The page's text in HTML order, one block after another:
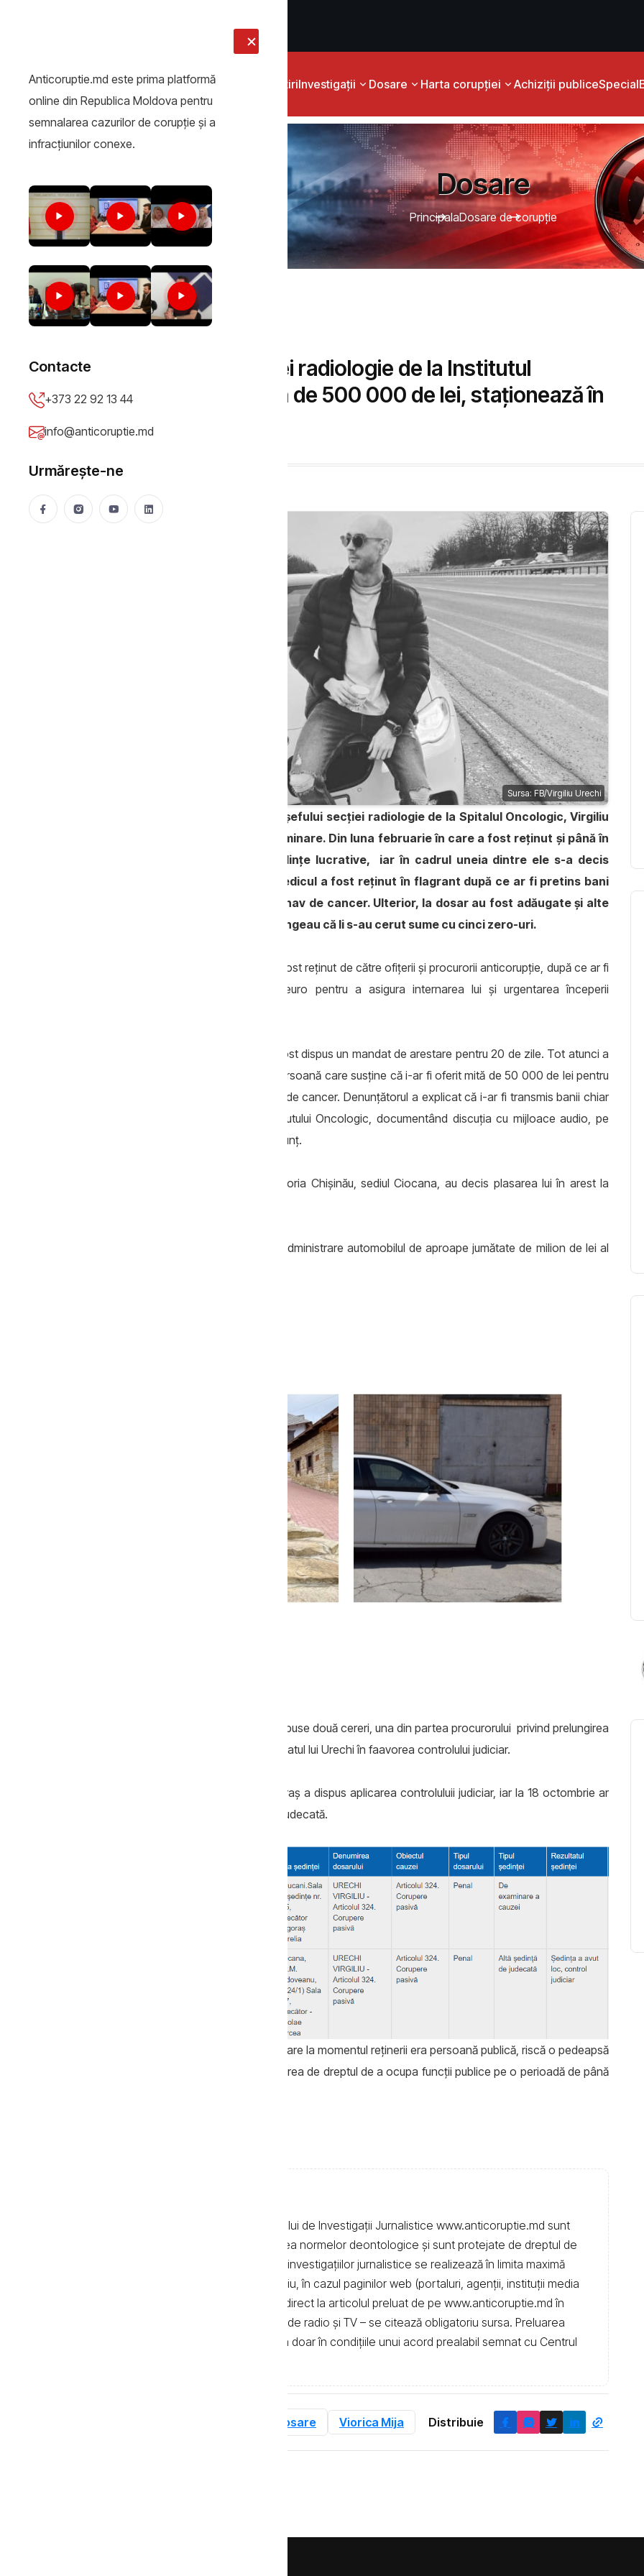
ȘtiriInvestigații Dosare Harta corupției Achiziții publiceSpecial
Anticoruptie.md este prima platformă
online din Republica Moldova pentru
semnalarea cazurilor de corupţie şi a
infracţiunilor conexe.
Contacte
+373 22 92 13 44
info@anticoruptie.md
Urmărește-ne
Dosare
PrincipalaDosare de corupție
Dosarul șefului secției radiologie de la Institutul
Oncologic, cu mașină de 500 000 de lei, staționează în
instanța de fond
Sursa: FB/Virgiliu Urechi
Cauza penală intentată pe numele șefului secției radiologie de la Spitalul Oncologic, Virgiliu
Urechi, este în faza primară de examinare. Din luna februarie în care a fost reținut și până în
prezent s-au desfășurat patru ședințe lucrative, iar în cadrul uneia dintre ele s-a decis
plasarea sa sub control judiciar. Medicul a fost reținut în flagrant după ce ar fi pretins bani
pentru a grăbi spitalizarea unui bolnav de cancer. Ulterior, la dosar au fost adăugate și alte
episoade în care denunțătorii se plângeau că li s-au cerut sume cu cinci zero-uri.
În data de 15 februarie, Virgiliu Urechi a fost reținut de către ofițerii și procurorii anticorupție, după ce ar fi
pretins de la un pacient 2.000 de euro pentru a asigura internarea lui și urgentarea începerii
Pe 18 februarie, pe numele acestuia a fost dispus un mandat de arestare pentru 20 de zile. Tot atunci a
fost depus un nou denunț de către o persoană care susține că i-ar fi oferit mită de 50 000 de lei pentru
a grăbi internarea mamei sale, bolnave de cancer. Denunțătorul a explicat că i-ar fi transmis banii chiar
în biroul de serviciu al angajatului Institutului Oncologic, documentând discuția cu mijloace audio, pe
care ulterior a atașat-o ca probă la denunț.
Pe 24 martie, magistrații de la Judecătoria Chișinău, sediul Ciocana, au decis plasarea lui în arest la
În data de 22 aprilie, ARBI a preluat în administrare automobilul de aproape jumătate de milion de lei al
Pe data de 16 iunie, în instanță a fost depuse două cereri, una din partea procurorului privind prelungirea
măsurii preventive, iar alta de către avocatul lui Urechi în faavorea controlului judiciar.
Pe 21 iunie, judecătoarea Viorelia Grigoraș a dispus aplicarea controluluii judiciar, iar la 18 octombrie ar
urma să aibă loc următoare ședință de judecată.
Dacă va fi găsit vinovat, Virgiliu Urechi, care la momentul reținerii era persoană publică, riscă o pedeapsă
de până la 10 ani de închisoare, cu privarea de dreptul de a ocupa funcții publice pe o perioadă de până
Textele de pe pagina web a Centrului de Investigații Jurnalistice www.anticoruptie.md sunt
realizate de jurnaliști, cu respectarea normelor deontologice și sunt protejate de dreptul de
autor. Preluarea textelor știrilor și a investigațiilor jurnalistice se realizează în limita maximă
de 500 de semne. În mod obligatoriu, în cazul paginilor web (portaluri, agenții, instituţii media
sau bloguri) trebuie indicat şi linkul direct la articolul preluat de pe www.anticoruptie.md în
primul alineat, iar în cazul posturilor de radio și TV – se citează obligatoriu sursa. Preluarea
integrală a textelor se poate realiza doar în condiţiile unui acord prealabil semnat cu Centrul
Dosare Viorica Mija Distribuie